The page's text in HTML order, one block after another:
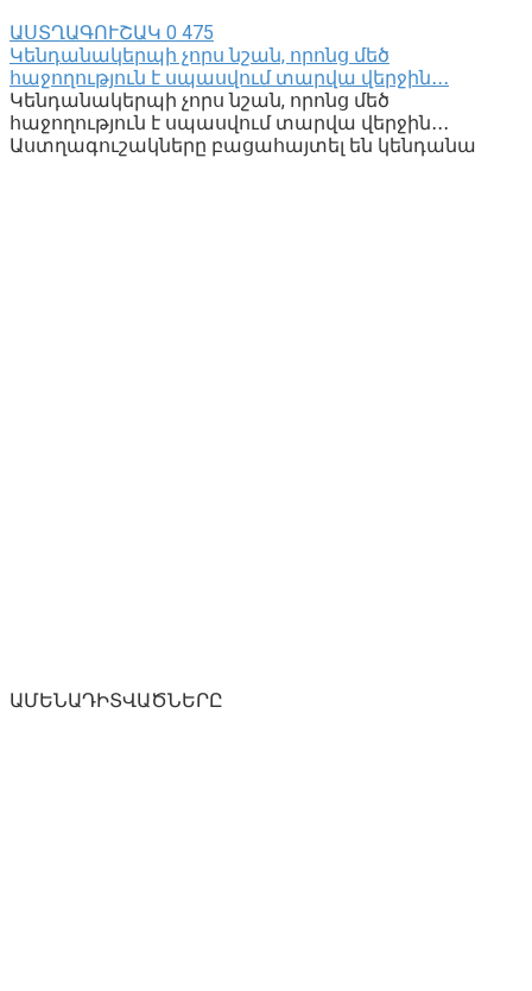
ԱՍՏՂԱԳՈՒՇԱԿ 0 475
Կենդանակերպի չորս նշան, որոնց մեծ
հաջողություն է սպասվում տարվա վերջին․․․
Կենդանակերպի չորս նշան, որոնց մեծ
հաջողություն է սպասվում տարվա վերջին․․․
Աստղագուշակները բացահայտել են կենդանա
ԱՄԵՆԱԴԻՏՎԱԾՆԵՐԸ